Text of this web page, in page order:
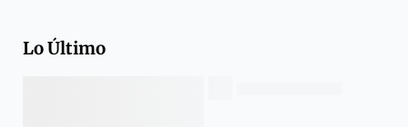
Lo Último